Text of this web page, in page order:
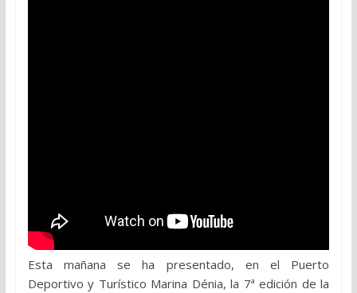
Esta mañana se ha presentado, en el Puerto
Deportivo y Turístico Marina Dénia, la 7ª edición de la